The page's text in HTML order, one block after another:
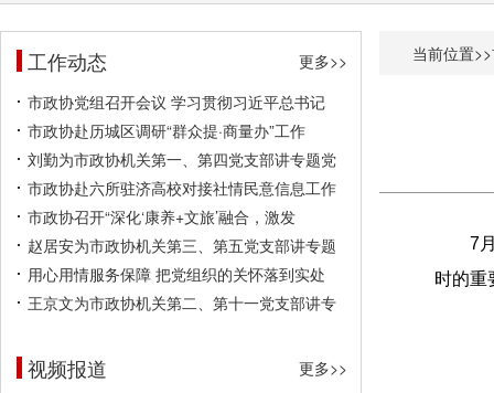
工作动态
更多>>
市政协党组召开会议 学习贯彻习近平总书记
市政协赴历城区调研“群众提·商量办”工作
刘勤为市政协机关第一、第四党支部讲专题党
市政协赴六所驻济高校对接社情民意信息工作
市政协召开“深化‘康养+文旅’融合，激发
赵居安为市政协机关第三、第五党支部讲专题
用心用情服务保障 把党组织的关怀落到实处
王京文为市政协机关第二、第十一党支部讲专
视频报道 更多>>
当前位置>>
7
时的重